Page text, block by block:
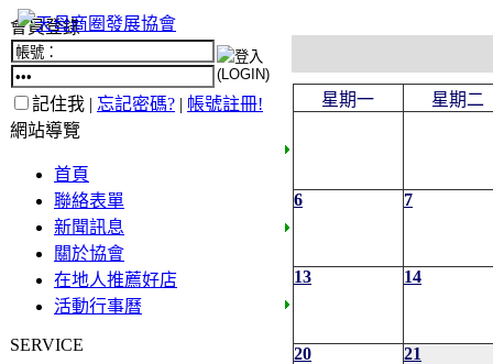
會員登錄
記住我 | 忘記密碼? | 帳號註冊!
網站導覽
首頁
聯絡表單
新聞訊息
關於協會
在地人推薦好店
活動行事曆
SERVICE
星期一 星期二
6 7
13 14
20 21